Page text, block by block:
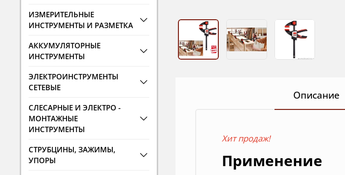
Описание
Хит продаж!
Применение
ИЗМЕРИТЕЛЬНЫЕ
ИНСТРУМЕНТЫ И РАЗМЕТКА
АККУМУЛЯТОРНЫЕ
ИНСТРУМЕНТЫ
ЭЛЕКТРОИНСТРУМЕНТЫ
СЕТЕВЫЕ
СЛЕСАРНЫЕ И ЭЛЕКТРО -
МОНТАЖНЫЕ
ИНСТРУМЕНТЫ
СТРУБЦИНЫ, ЗАЖИМЫ,
УПОРЫ